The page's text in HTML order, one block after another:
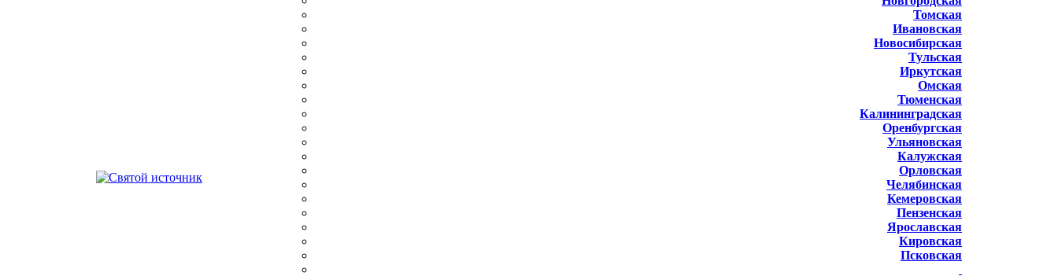
Томская
Ивановская
Новосибирская
Тульская
Иркутская
Омская
Тюменская
Калининградская
Оренбургская
Ульяновская
Калужская
Орловская
Челябинская
Кемеровская
Пензенская
Ярославская
Кировская
Псковская